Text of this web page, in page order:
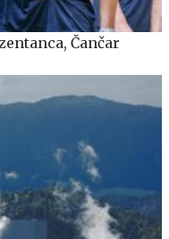
Čančar